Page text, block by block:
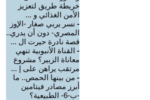
خريطة طريق لتعزيز
الأمن الغذائي و ...
- نسر يربي صغار -الإوز
المصري- دون أن يدري..
قصة نادرة حيرت ال ...
- القناة الأنبوبية تنهي
معاناة الزبير؟ مشروع
مرتقب يراهن على إ ...
- من بينها الحمص.. ما
أبرز مصادر فيتامين
-ب-6- الطبيعية؟